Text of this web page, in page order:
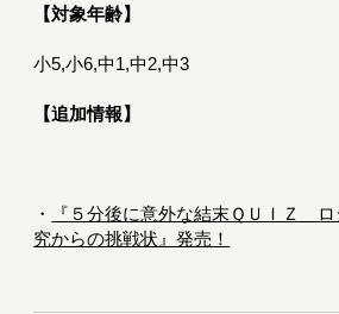
【対象年齢】
小5,小6,中1,中2,中3
【追加情報】
・
『５分後に意外な結末ＱＵＩＺ
究からの挑戦状』発売！